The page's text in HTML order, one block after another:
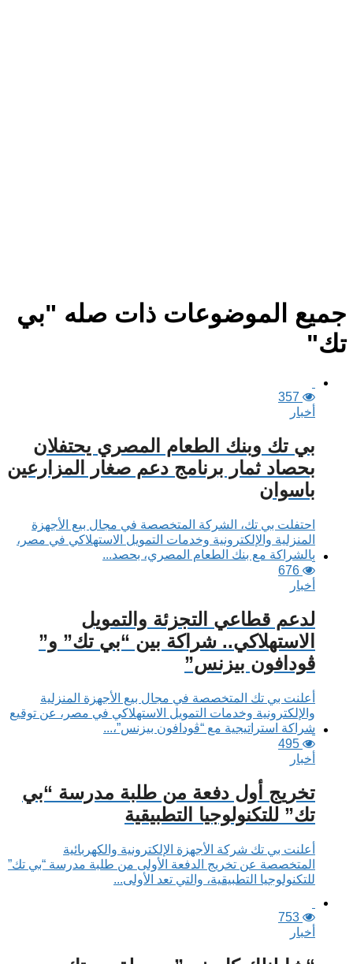
جميع الموضوعات ذات صله "بي
تك"
357
أخبار
بي تك وبنك الطعام المصري يحتفلان
بحصاد ثمار برنامج دعم صغار المزارعين
باسوان
احتفلت بي تك، الشركة المتخصصة في مجال بيع الأجهزة
المنزلية والإلكترونية وخدمات التمويل الاستهلاكي في مصر،
بالشراكة مع بنك الطعام المصري، بحصد...
676
أخبار
لدعم قطاعي التجزئة والتمويل
الاستهلاكي.. شراكة بين “بي تك” و”
ڤودافون بيزنس”
أعلنت بي تك المتخصصة في مجال بيع الأجهزة المنزلية
والإلكترونية وخدمات التمويل الاستهلاكي في مصر، عن توقيع
شراكة استراتيجية مع “ڤودافون بيزنس”،...
495
أخبار
تخريج أول دفعة من طلبة مدرسة “بي
تك” للتكنولوجيا التطبيقية
أعلنت بي تك شركة الأجهزة الإلكترونية والكهربائية
المتخصصة عن تخريج الدفعة الأولى من طلبة مدرسة “بي تك”
للتكنولوجيا التطبيقية، والتي تعد الأولى...
753
أخبار